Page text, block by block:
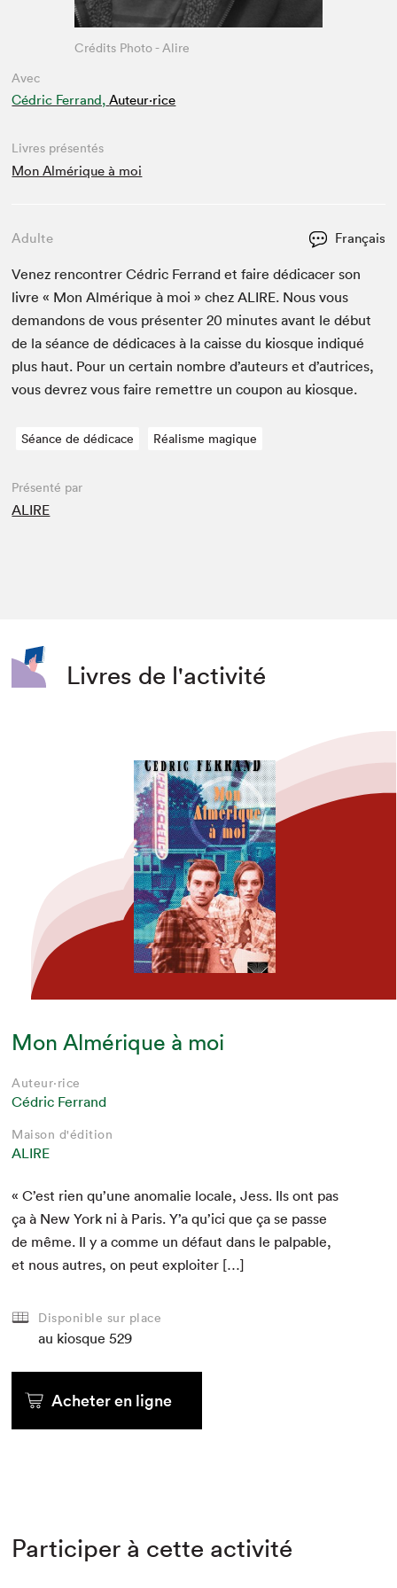
Avec
Cédric Ferrand, Auteur·rice
Crédits Photo - Alire
Livres présentés
Mon Almérique à moi
Adulte Français
Venez ren­con­tr­er Cédric Fer­rand et faire dédi­cac­er son
livre « Mon Almérique à moi » chezALIRE. Nous vous
deman­dons de vous présen­ter20 min­utes avant le début
de la séance de dédi­caces à la caisse du kiosque indiqué
plus haut. Pour un cer­tain nom­bre d’auteurs et d’autrices,
vous devrez vous faire remet­tre un coupon au kiosque.
Séance de dédicace Réalisme magique
Présenté par
ALIRE
Livres de l'activité
Mon Almérique à moi
Auteur·rice
Cédric Ferrand
Maison d'édition
ALIRE
« C’est rien qu’une anom­alie locale, Jess. Ils ont pas
ça à New York ni à Paris. Y’a qu’ici que ça se passe
de même. Il y a comme un défaut dans le pal­pa­ble,
et nous autres, on peut exploiter […]
Disponible sur place
au kiosque 529
Acheter en ligne
Participer à cette activité